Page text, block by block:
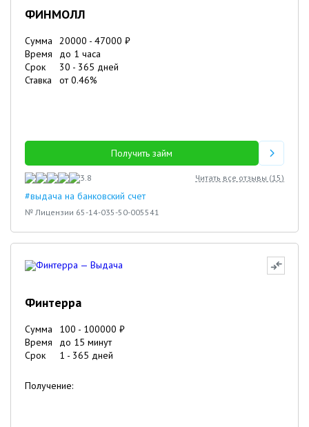
ФИНМОЛЛ
Сумма 20000 - 47000 ₽
Время
до 1 часа
Срок
30 - 365 дней
Ставка
от0.46%
Получить займ
3.8 Читать все отзывы (15)
#выдача на банковский счет
№ Лицензии 65-14-035-50-005541
Финтерра
Сумма 100 - 100000 ₽
Время
до 15 минут
Срок
1 - 365 дней
Получение: